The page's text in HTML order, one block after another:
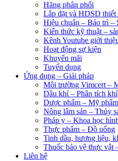
Hãng phân phối
Lắp đặt và HDSD thiết
Hiệu chuẩn – Bảo trì –
Kiến thức kỹ thuật –
Kênh Youtube giới
Hoạt động sự kiện
Khuyến mãi
Tuyển dụng
Ứng dụng – Giải pháp
Môi trường Vimcert –
Dầu khí – Phân tích khí
Dược phẩm – Mỹ
Nông lâm sản – Thủy
Pháp y – Khoa học
Thực phẩm – Đồ uống
Tinh dầu, hương liệu,
Thuốc bảo vệ thực vật
Liên hệ